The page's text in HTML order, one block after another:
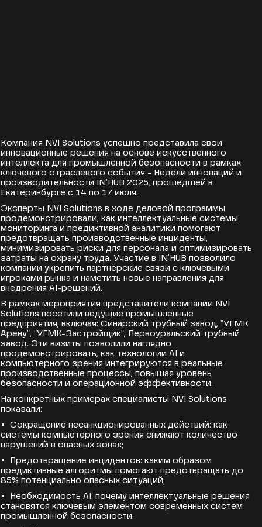
Компания NVI Solutions успешно представила свои
инновационные решения на основе искусственного
интеллекта для промышленной безопасности в рамках
ключевого отраслевого события - Недели инноваций и
производительности IN'HUB 2025, прошедшей в
Екатеринбурге с 14 по 17 июля.
Эксперты NVI Solutions в ходе деловой программы
продемонстрировали, как интеллектуальные системы
мониторинга и предиктивной аналитики помогают
предотвращать производственные инциденты,
минимизировать риски для персонала и оптимизировать
затраты на охрану труда. Участие в IN'HUB позволило
компании укрепить партнёрские связи с ключевыми
игроками рынка и наметить новые направления для
внедрения AI-решений.
В рамках мероприятия представители компании NVI
Solutions посетили ведущие промышленные
предприятия, включая: Синарский трубный завод, "УГМК
Арену", "УГМК-Застройщик", Первоуральский трубный
завод. Эти визиты позволили наглядно
продемонстрировать, как технологии AI и
компьютерного зрения интегрируются в реальные
производственные процессы, повышая уровень
безопасности и операционной эффективности.
На конкретных примерах специалисты NVI Solutions
показали:
• Сокращение несанкционированных действий: как
системы компьютерного зрения снижают количество
нарушений в опасных зонах;
• Предотвращение инцидентов: каким образом
предиктивные алгоритмы помогают предотвращать до
85% потенциально опасных ситуаций;
• Необходимость AI: почему интеллектуальные решения
становятся ключевым элементом современных систем
промышленной безопасности.